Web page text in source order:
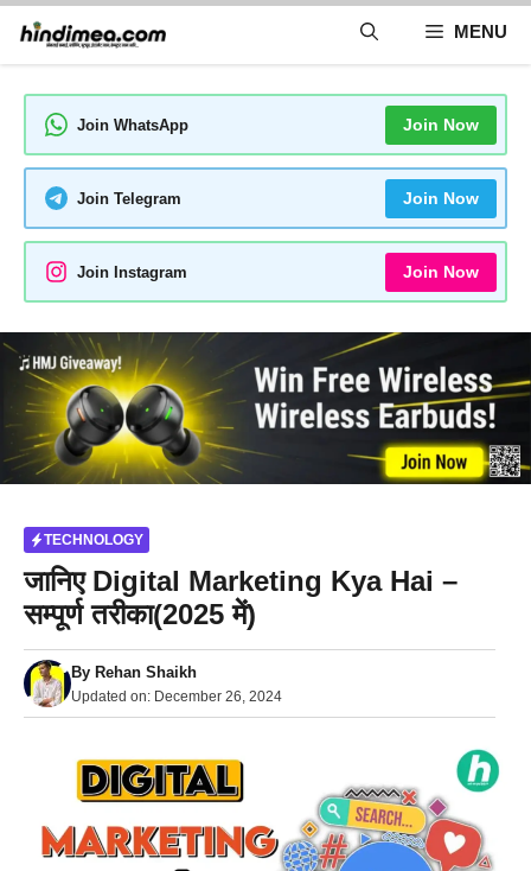
Skip
content
MENU
Join WhatsApp Join Now
Join Telegram Join Now
Join Instagram Join Now
TECHNOLOGY
जानिए Digital Marketing Kya Hai –
सम्पूर्ण तरीका(2025 में)
By Rehan Shaikh
Updated on: December 26, 2024